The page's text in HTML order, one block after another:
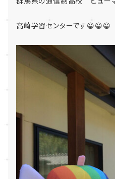
高崎学習センターです😀😀😀